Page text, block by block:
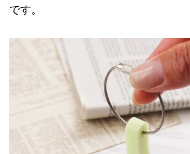
です。